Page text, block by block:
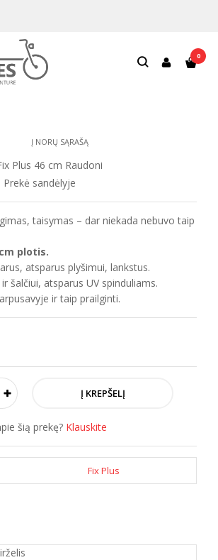
0
RAUDONAS 46
Į NORŲ SĄRAŠĄ
Plus 46 cm Raudoni
Prekė sandėlyje
taisymas – dar niekada nebuvo taip
plotis.
atsparus plyšimui, lankstus.
šalčiui, atsparus UV spinduliams.
ir taip prailginti.
šią prekę? Klauskite
Fix Plus